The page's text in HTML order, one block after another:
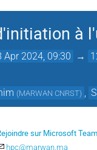
à
Apr 2024, 09:30 →
(MARWAN CNRST)
sur Microsoft
hpc@marwan.ma